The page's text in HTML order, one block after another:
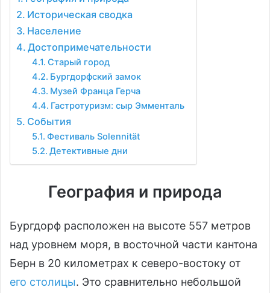
Историческая сводка
Население
Достопримечательности
Старый город
Бургдорфский замок
Музей Франца Герча
Гастротуризм: сыр Эмменталь
События
Фестиваль Solennität
Детективные дни
География и природа
Бургдорф расположен на высоте 557 метров
над уровнем моря, в восточной части кантона
Берн в 20 километрах к северо-востоку от
его столицы. Это сравнительно небольшой